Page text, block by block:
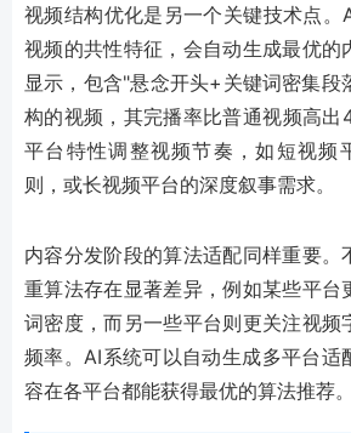
视频结构优化是另一个关键技术点。
视频的共性特征，会自动生成最优的
显示，包含"悬念开头+关键词密集段
构的视频，其完播率比普通视频高出
平台特性调整视频节奏，如短视频
则，或长视频平台的深度叙事需求。
内容分发阶段的算法适配同样重要。
重算法存在显著差异，例如某些平台
词密度，而另一些平台则更关注视频
频率。AI系统可以自动生成多平台适
容在各平台都能获得最优的算法推荐。